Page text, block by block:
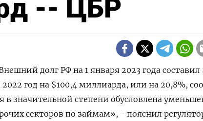
-- ЦБР
долг РФ на 1 января 2023 года составил
год на $100,4 миллиарда, или на 20,8%,
в значительной степени обусловлена
секторов по займам», - пояснил